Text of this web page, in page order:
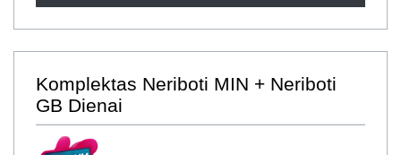
Komplektas Neriboti MIN + Neriboti
GB Dienai